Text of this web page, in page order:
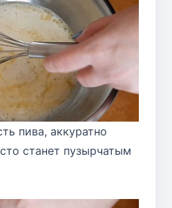
пива, аккуратно
станет пузырчатым